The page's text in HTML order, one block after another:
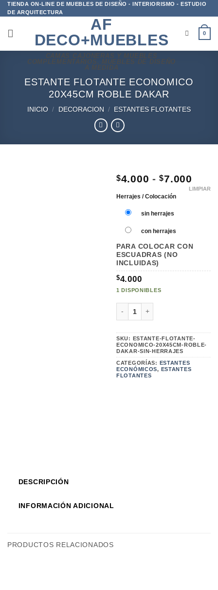
Saltar
al
TIENDA ON-LINE DE MUEBLES DE DISEÑO - INTERIORISMO - ESTUDIO
DE ARQUITECTURA
AF
DECO+MUEBLES
CAMAS CAJONERAS Y MUEBLES
COMPLEMENTARIOS. MUEBLES DE DISEÑO
A MEDIDA
0
ESTANTE FLOTANTE ECONOMICO
20X45CM ROBLE DAKAR
INICIO / DECORACION / ESTANTES FLOTANTES
$4.000 - $7.000
DE
Herrajes / Colocación
sin herrajes
con herrajes
LIMPIAR
PARA COLOCAR CON
ESCUADRAS (NO
INCLUIDAS)
$4.000
1 DISPONIBLES
SKU:
ESTANTE-FLOTANTE-
ECONOMICO-20X45CM-ROBLE-
DAKAR-SIN-HERRAJES
CATEGORÍAS:
ESTANTES
ECONÓMICOS, ESTANTES
FLOTANTES
DESCRIPCIÓN
INFORMACIÓN ADICIONAL
PRODUCTOS RELACIONADOS